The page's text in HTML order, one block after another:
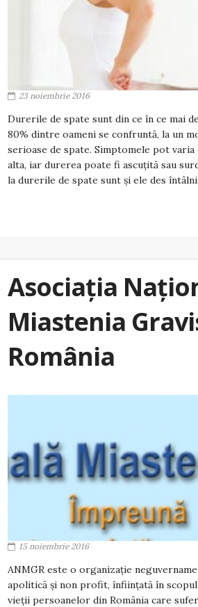
23 noiembrie 2016
Durerile de spate sunt din ce în ce mai
80% dintre oameni se confruntă, la un
serioase de spate. Simptomele pot varia
alta, iar durerea poate fi ascuțită sau
la durerile de spate sunt și ele des
Asociația
Miastenia
România
15 noiembrie 2016
ANMGR este o organizație
apolitică și non profit, înființată în
vieții persoanelor din România care